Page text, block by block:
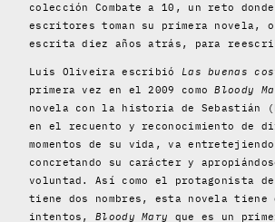
colección Combate a 10, un reto
escritores toman su primera novela, o
escrita diez años atrás, para
Luis Oliveira escribió Las buenas
primera vez en el 2009 comoBloody
novela con la historia de Sebastián
en el recuento y reconocimiento de
momentos de su vida, va
concretando su carácter y
voluntad. Así como el protagonista
tiene dos nombres, esta novela tiene
intentos, Bloody Mary que es un